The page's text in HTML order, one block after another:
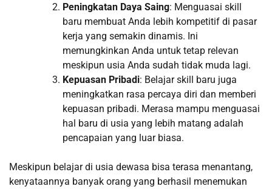
Peningkatan Daya Saing: Menguasai skill
baru membuat Anda lebih kompetitif di pasar
kerja yang semakin dinamis. Ini
memungkinkan Anda untuk tetap relevan
meskipun usia Anda sudah tidak muda lagi.
Kepuasan Pribadi: Belajar skill baru juga
meningkatkan rasa percaya diri dan memberi
kepuasan pribadi. Merasa mampu menguasai
hal baru di usia yang lebih matang adalah
pencapaian yang luar biasa.
Meskipun belajar di usia dewasa bisa terasa menantang,
kenyataannya banyak orang yang berhasil menemukan